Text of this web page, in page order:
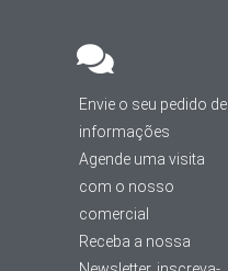
Envie o seu pedido de
informações
Agende uma visita
com o nosso
comercial
Receba a nossa